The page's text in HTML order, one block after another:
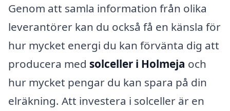
Genom att samla information från olika
leverantörer kan du också få en känsla för
hur mycket energi du kan förvänta dig att
producera med solceller i Holmeja och
hur mycket pengar du kan spara på din
elräkning. Att investera i solceller är en